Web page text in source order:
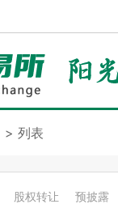
> 列表
股权转让 预披露